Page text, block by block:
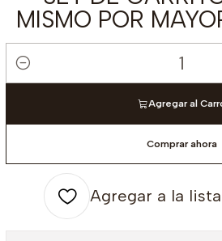
MISMO POR
Cantidad
Agregar al
Comprar ahora
Agregar a la